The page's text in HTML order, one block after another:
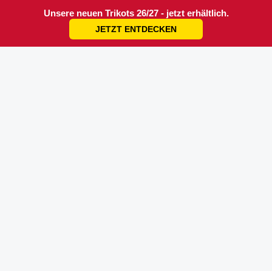
Unsere neuen Trikots 26/27 - jetzt erhältlich.
JETZT ENTDECKEN